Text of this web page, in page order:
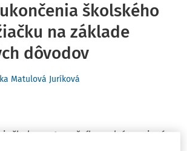
školského
na základe
dôvodov
Matulová Juríková
školy v 1. ročníku, plní povinnú